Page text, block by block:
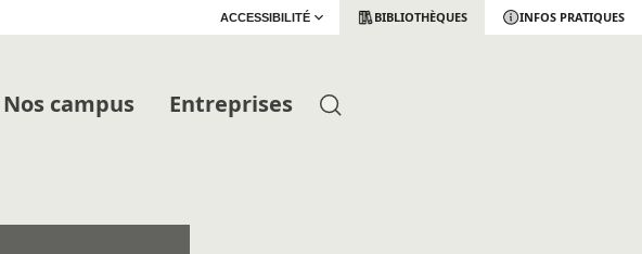
ACCESSIBILITÉ BIBLIOTHÈQUES INFOS PRATIQUES
Nos campus Entreprises